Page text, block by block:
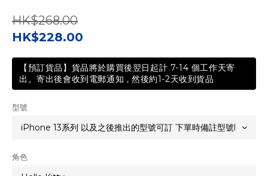
HK$268.00
HK$228.00
【預訂貨品】貨品將於購買後翌日起計 7-14 個工作天寄
出。寄出後會收到電郵通知 , 然後約1-2天收到貨品
型號
角色